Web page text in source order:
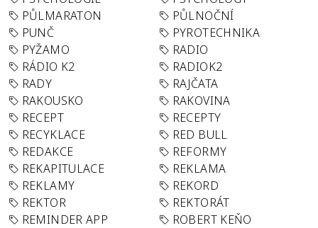
PŮLMARATON
PŮLNOČNÍ
PUNČ
PYROTECHNIKA
PYŽAMO
RADIO
RÁDIO K2
RADIOK2
RADY
RAJČATA
RAKOUSKO
RAKOVINA
RECEPT
RECEPTY
RECYKLACE
RED BULL
REDAKCE
REFORMY
REKAPITULACE
REKLAMA
REKLAMY
REKORD
REKTOR
REKTORÁT
REMINDER APP
ROBERT KEŇO